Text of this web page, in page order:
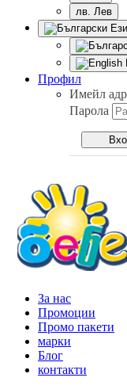
лв. Лев
Профил
Имейл
Парола
За нас
Промоции
Промо пакети
марки
Блог
контакти